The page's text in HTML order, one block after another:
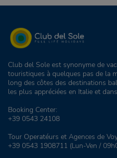
Club del Sole est synonyme de
touristiques à quelques pas de la
long des côtes des destinations
les plus appréciées en Italie et
Booking Center:
+39 0543 24108
Tour Operatéurs et Agences de
+39 0543 1908711 (Lun-Ven /